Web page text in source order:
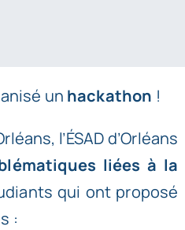
un hackathon !
l’ÉSAD d’Orléans
liées à la
qui ont proposé
: